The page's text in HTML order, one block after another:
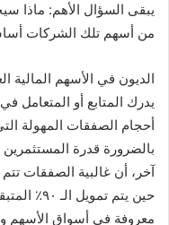
يبقى السؤال الأهم: ماذا
من أسهم تلك الشركات أساساً
الديون في الأسهم المالية
يدرك المتابع أو المتعامل
أحجام الصفقات المهولة
بالضرورة قدرة
حين يتم
معروفة في أسواق الأسهم